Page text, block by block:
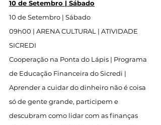
10 de Setembro | Sábado
10 de Setembro | Sábado
09h00 | ARENA CULTURAL | ATIVIDADE
SICREDI
Cooperação na Ponta do Lápis | Programa
de Educação Financeira do Sicredi |
Aprender a cuidar do dinheiro não é coisa
só de gente grande, participem e
descubram como lidar com as finanças